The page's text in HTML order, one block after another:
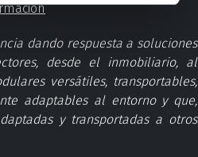
dando respuesta a soluciones
desde el inmobiliario, al
versátiles, transportables,
adaptables al entorno y que,
y transportadas a otros